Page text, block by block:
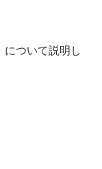
について説明し